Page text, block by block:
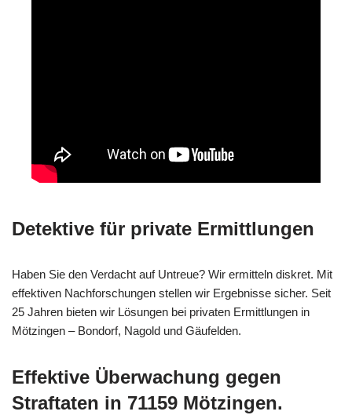
Detektive für private Ermittlungen
Haben Sie den Verdacht auf Untreue? Wir ermitteln diskret. Mit
effektiven Nachforschungen stellen wir Ergebnisse sicher. Seit
25 Jahren bieten wir Lösungen bei privaten Ermittlungen in
Mötzingen – Bondorf, Nagold und Gäufelden.
Effektive Überwachung gegen
Straftaten in 71159 Mötzingen.